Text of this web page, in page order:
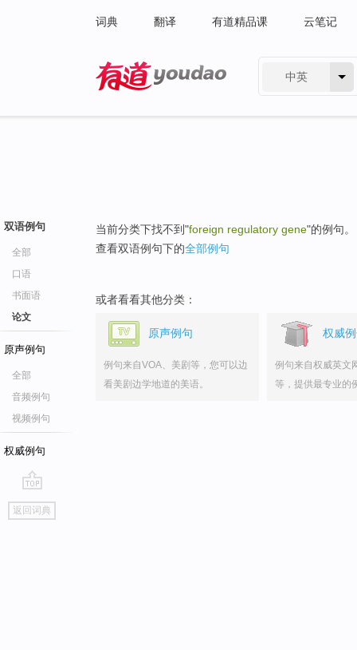
词典 翻译 有道精品课 云笔记
中英
双语例句
全部
口语
书面语
论文
原声例句
全部
音频例句
视频例句
权威例句
go
top
返回词典
当前分类下找不到"foreign regulatory gene"的例句。
查看双语例句下的全部例句
或者看看其他分类：
原声例句
例句来自VOA、美剧等，您可以边
看美剧边学地道的美语。
权威
例句来自权威英文
等，提供最专业的